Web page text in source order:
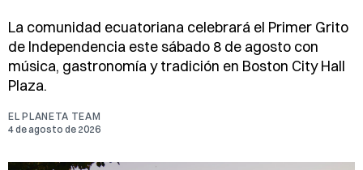
La comunidad ecuatoriana celebrará el Primer Grito
de Independencia este sábado 8 de agosto con
música, gastronomía y tradición en Boston City Hall
Plaza.
EL PLANETA TEAM
4 de agosto de 2026